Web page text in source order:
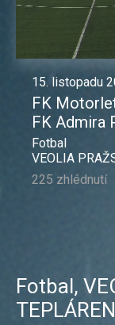
15. listopadu
FK
FK Admira
Fotbal
VEOLIA
225 zhlédnutí
Fotbal,